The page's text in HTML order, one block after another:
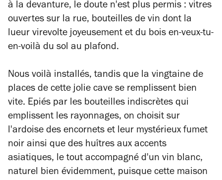
à la devanture, le doute n'est plus permis : vitres
ouvertes sur la rue, bouteilles de vin dont la
lueur virevolte joyeusement et du bois en-veux-tu-
en-voilà du sol au plafond.
Nous voilà installés, tandis que la vingtaine de
places de cette jolie cave se remplissent bien
vite. Epiés par les bouteilles indiscrètes qui
emplissent les rayonnages, on choisit sur
l'ardoise des encornets et leur mystérieux fumet
noir ainsi que des huîtres aux accents
asiatiques, le tout accompagné d'un vin blanc,
naturel bien évidemment, puisque cette maison